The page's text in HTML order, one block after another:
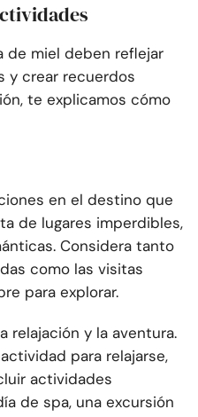
de miel deben reflejar
y crear recuerdos
te explicamos cómo
en el destino que
de lugares imperdibles,
Considera tanto
como las visitas
para explorar.
relajación y la aventura.
para relajarse,
actividades
de spa, una excursión